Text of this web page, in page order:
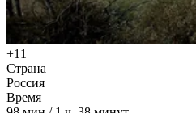
+11
Страна
Россия
Время